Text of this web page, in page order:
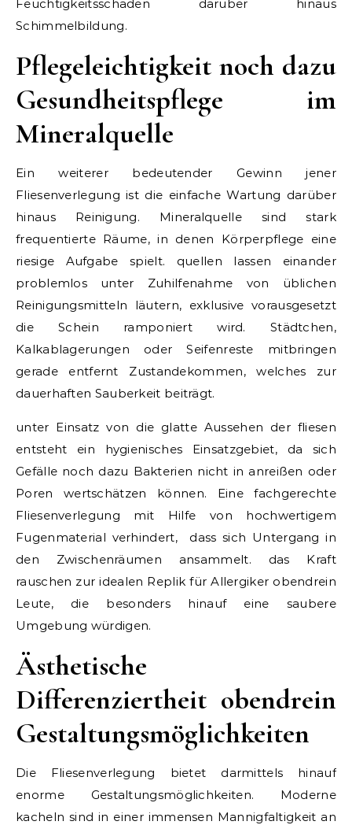
Feuchtigkeitsschäden darüber hinaus
Schimmelbildung.
Pflegeleichtigkeit noch dazu
Gesundheitspflege im
Mineralquelle
Ein weiterer bedeutender Gewinn jener
Fliesenverlegung ist die einfache Wartung darüber
hinaus Reinigung. Mineralquelle sind stark
frequentierte Räume, in denen Körperpflege eine
riesige Aufgabe spielt. quellen lassen einander
problemlos unter Zuhilfenahme von üblichen
Reinigungsmitteln läutern, exklusive vorausgesetzt
die Schein ramponiert wird. Städtchen,
Kalkablagerungen oder Seifenreste mitbringen
gerade entfernt Zustandekommen, welches zur
dauerhaften Sauberkeit beiträgt.
unter Einsatz von die glatte Aussehen der fliesen
entsteht ein hygienisches Einsatzgebiet, da sich
Gefälle noch dazu Bakterien nicht in anreißen oder
Poren wertschätzen können. Eine fachgerechte
Fliesenverlegung mit Hilfe von hochwertigem
Fugenmaterial verhindert, dass sich Untergang in
den Zwischenräumen ansammelt. das Kraft
rauschen zur idealen Replik für Allergiker obendrein
Leute, die besonders hinauf eine saubere
Umgebung würdigen.
Ästhetische
Differenziertheit obendrein
Gestaltungsmöglichkeiten
Die Fliesenverlegung bietet darmittels hinauf
enorme Gestaltungsmöglichkeiten. Moderne
kacheln sind in einer immensen Mannigfaltigkeit an